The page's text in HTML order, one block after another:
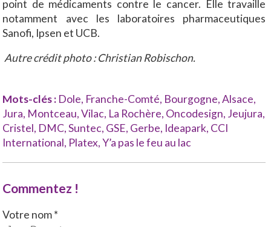
point de médicaments contre le cancer. Elle travaille
notamment avec les laboratoires pharmaceutiques
Sanofi, Ipsen et UCB.
Autre crédit photo : Christian Robischon.
Mots-clés : Dole, Franche-Comté, Bourgogne,Alsace,
Jura, Montceau,Vilac, La Rochère, Oncodesign, Jeujura,
Cristel, DMC,Suntec, GSE, Gerbe, Ideapark, CCI
International, Platex,Y’a pas le feu au lac
Commentez !
Votre nom *